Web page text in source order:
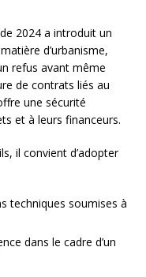
2024 a introduit un
d’urbanisme,
refus avant même
de contrats liés au
une sécurité
et à leurs financeurs.
il convient d’adopter
techniques soumises à
dans le cadre d’un